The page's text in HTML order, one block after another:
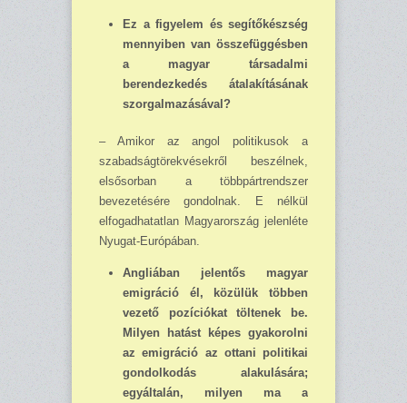
Ez a figyelem és segítőkészség
mennyiben van összefüggésben
a magyar társadalmi
berendezkedés átalakításának
szorgalmazásával?
– Amikor az angol politikusok a
szabadságtörekvésekről beszélnek,
elsősorban a több­pártrendszer
bevezetésére gondolnak. E nélkül
elfogadhatatlan Magyarország jelenléte
Nyugat-Európában.
Angliában jelentős magyar
emigráció él, közülük többen
vezető pozíciókat töltenek be.
Milyen hatást képes gyakorolni
az emigráció az ottani politikai
gondolkodás alakulására;
egyáltalán, milyen ma a